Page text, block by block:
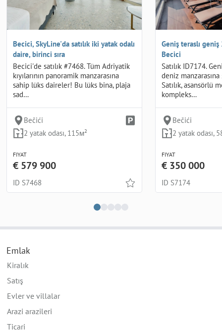
Becici, SkyLine'da satılık iki yatak odalı
daire, birinci sıra
Becici'de satılık #7468. Tüm Adriyatik
kıyılarının panoramik manzarasına
sahip lüks daireler! Bu lüks bina, plaja
sad…
Bečići
2 yatak odası, 115м²
FIYAT
€ 579 900
ID S7468
Geniş teraslı
Becici
Satılık ID7174.
deniz
Satılık, asansörlü
kompleks…
Bečići
2 yatak odası,
FIYAT
€ 350 000
ID S7174
Emlak
Kiralık
Satış
Evler ve villalar
Arazi arazileri
Ticari